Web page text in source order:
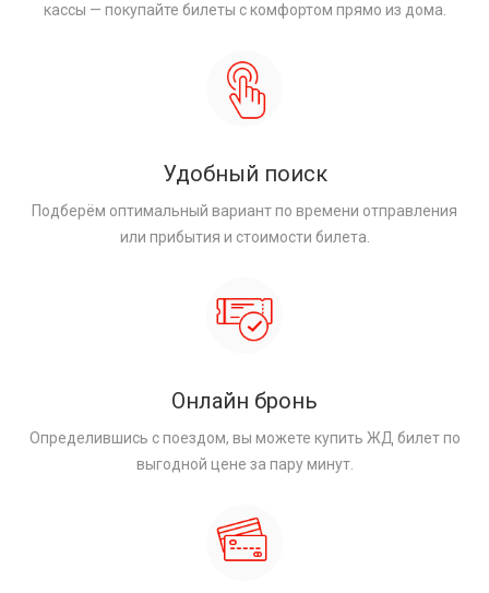
кассы — покупайте билеты с комфортом прямо из дома.
Удобный поиск
Подберём оптимальный вариант по времени отправления
или прибытия и стоимости билета.
Онлайн бронь
Определившись с поездом, вы можете купить ЖД билет по
выгодной цене за пару минут.